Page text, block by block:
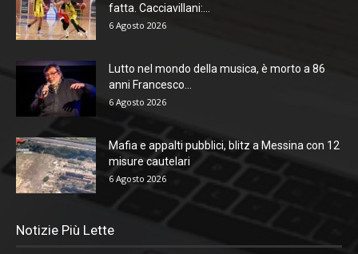
fatta. Cacciavillani:...
6 Agosto 2026
Lutto nel mondo della musica, è morto a 86
anni Francesco...
6 Agosto 2026
Mafia e appalti pubblici, blitz a Messina con 12
misure cautelari
6 Agosto 2026
Notizie Più Lette